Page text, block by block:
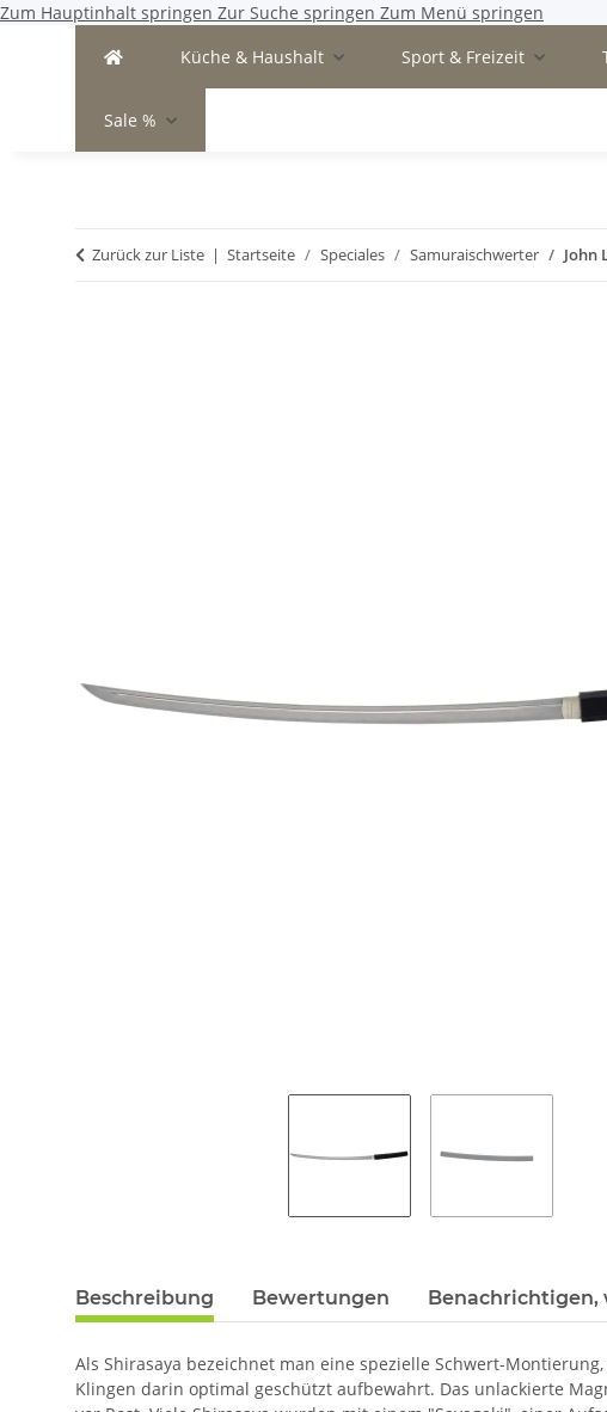
Zum Hauptinhalt springen Zur Suche springen Zum Menü springen
Küche & Haushalt Sport & Freizeit
Sale %
Zurück zur Liste Startseite Speciales Samuraischwerter John
Beschreibung Bewertungen
Als Shirasaya bezeichnet man eine spezielle Schwert-
Klingen darin optimal geschützt aufbewahrt. Das unlackierte